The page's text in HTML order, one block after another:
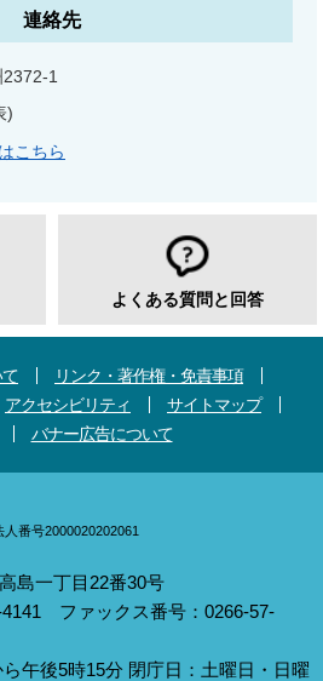
連絡先
1
こちら
よくある質問と回答
リンク・著作権・免責事項
アクセシビリティ
サイトマップ
バナー広告について
人番号2000020202061
島一丁目22番30号
4141 ファックス番号：0266-57-
午後5時15分 閉庁日：土曜日・日曜